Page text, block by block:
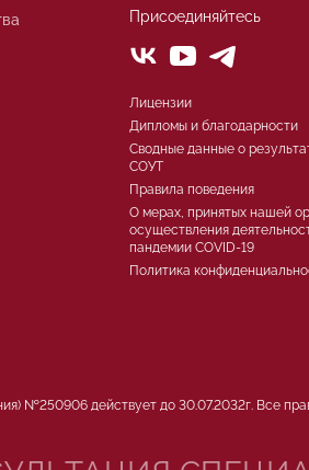
Присоединяйтесь
Лицензии
Дипломы и благодарности
Сводные данные о
СОУТ
Правила поведения
О мерах, принятых нашей
осуществления
пандемии COVID-19
Политика
№250906 действует до 30.07.2032г. Все